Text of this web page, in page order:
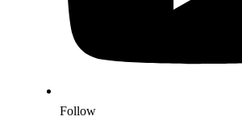
Follow